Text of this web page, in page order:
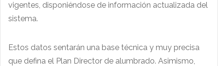
vigentes, disponiéndose de información actualizada del
sistema.
Estos datos sentarán una base técnica y muy precisa
que defina el Plan Director de alumbrado. Asimismo,